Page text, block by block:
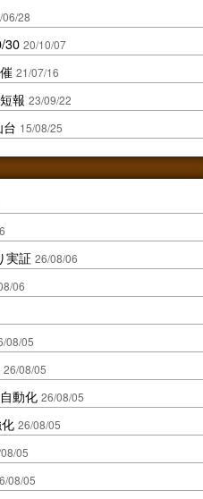
06/28
30 20/10/07
21/07/16
報 23/09/22
15/08/25
実証 26/08/06
06
08/05
26/08/05
動化 26/08/05
26/08/05
05
08/05